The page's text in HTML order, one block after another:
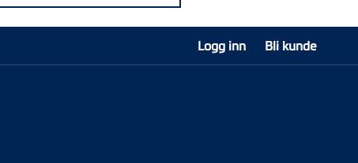
Søk
Logg inn Bli kunde